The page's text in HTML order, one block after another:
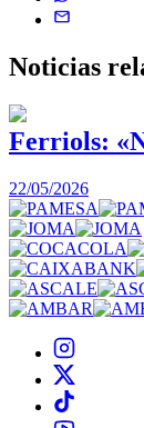
Noticias
Ferriols:
22/05/2026